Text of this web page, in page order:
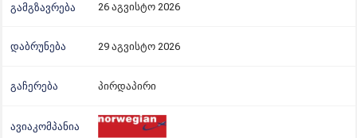
26 აგვისტო 2026
29 აგვისტო 2026
პირდაპირი